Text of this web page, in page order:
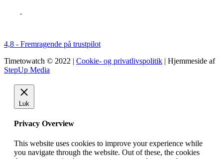
4,8 - Fremragende på trustpilot
Timetowatch © 2022 | Cookie- og privatlivspolitik | Hjemmeside af
StepUp Media
Luk
Privacy Overview
This website uses cookies to improve your experience while
you navigate through the website. Out of these, the cookies